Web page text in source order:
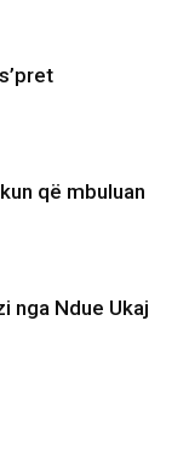
që mbuluan
nga Ndue Ukaj